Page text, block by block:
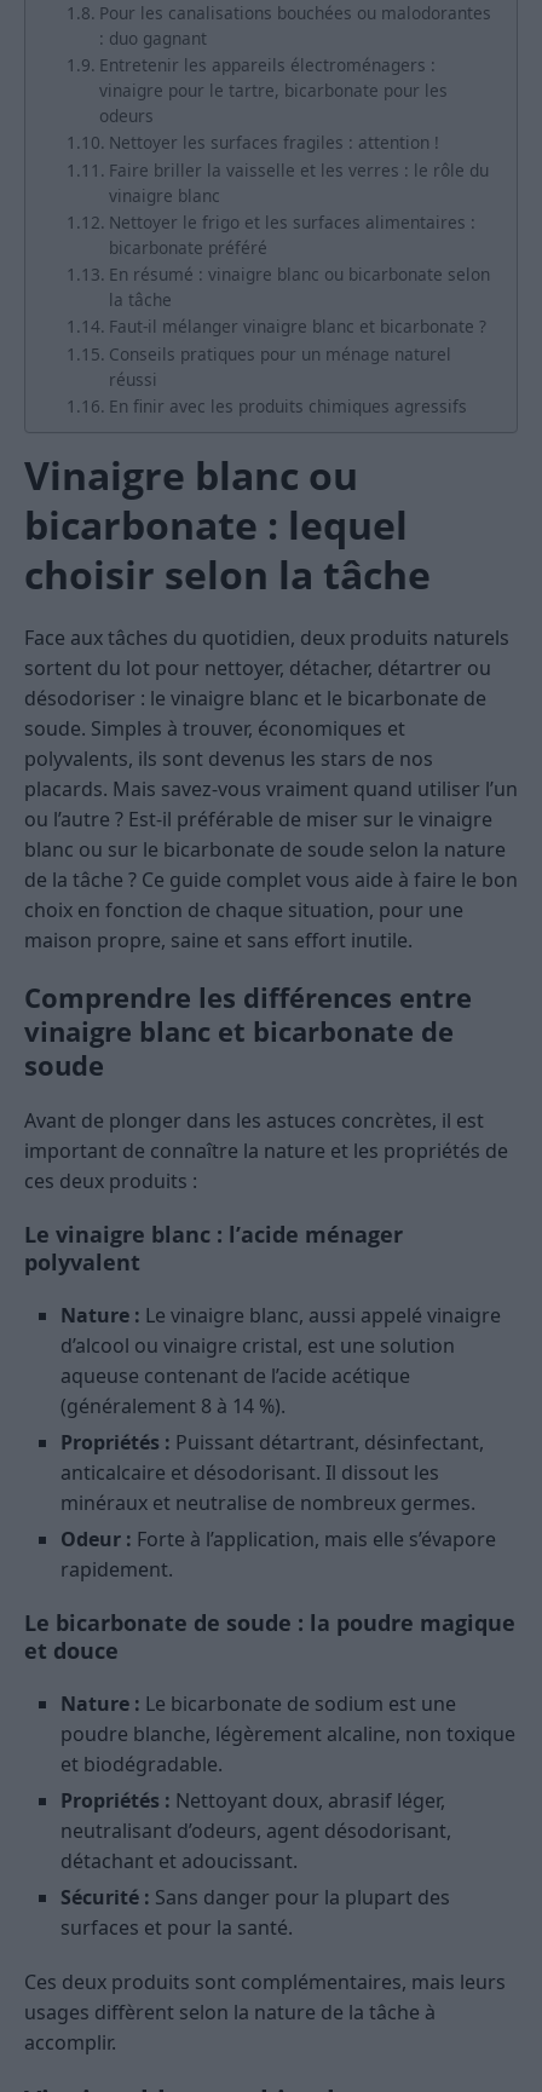
Pour les canalisations bouchées ou malodorantes
: duo gagnant
Entretenir les appareils électroménagers :
vinaigre pour le tartre, bicarbonate pour les
odeurs
Nettoyer les surfaces fragiles : attention !
Faire briller la vaisselle et les verres : le rôle du
vinaigre blanc
Nettoyer le frigo et les surfaces alimentaires :
bicarbonate préféré
En résumé : vinaigre blanc ou bicarbonate selon
la tâche
Faut-il mélanger vinaigre blanc et bicarbonate ?
Conseils pratiques pour un ménage naturel
réussi
En finir avec les produits chimiques agressifs
Vinaigre blanc ou
bicarbonate : lequel
choisir selon la tâche
Face aux tâches du quotidien, deux produits naturels
sortent du lot pour nettoyer, détacher, détartrer ou
désodoriser : le vinaigre blanc et le bicarbonate de
soude. Simples à trouver, économiques et
polyvalents, ils sont devenus les stars de nos
placards. Mais savez-vous vraiment quand utiliser l’un
ou l’autre ? Est-il préférable de miser sur le vinaigre
blanc ou sur le bicarbonate de soude selon la nature
de la tâche ? Ce guide complet vous aide à faire le bon
choix en fonction de chaque situation, pour une
maison propre, saine et sans effort inutile.
Comprendre les différences entre
vinaigre blanc et bicarbonate de
soude
Avant de plonger dans les astuces concrètes, il est
important de connaître la nature et les propriétés de
ces deux produits :
Le vinaigre blanc : l’acide ménager
polyvalent
Nature : Le vinaigre blanc, aussi appelé vinaigre
d’alcool ou vinaigre cristal, est une solution
aqueuse contenant de l’acide acétique
(généralement 8 à 14 %).
Propriétés : Puissant détartrant, désinfectant,
anticalcaire et désodorisant. Il dissout les
minéraux et neutralise de nombreux germes.
Odeur : Forte à l’application, mais elle s’évapore
rapidement.
Le bicarbonate de soude : la poudre magique
et douce
Nature : Le bicarbonate de sodium est une
poudre blanche, légèrement alcaline, non toxique
et biodégradable.
Propriétés : Nettoyant doux, abrasif léger,
neutralisant d’odeurs, agent désodorisant,
détachant et adoucissant.
Sécurité : Sans danger pour la plupart des
surfaces et pour la santé.
Ces deux produits sont complémentaires, mais leurs
usages diffèrent selon la nature de la tâche à
accomplir.